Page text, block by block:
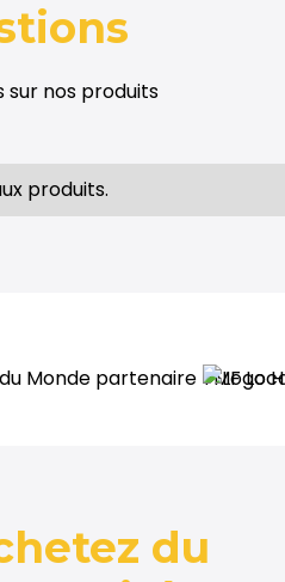
sur nos produits
produits.
du